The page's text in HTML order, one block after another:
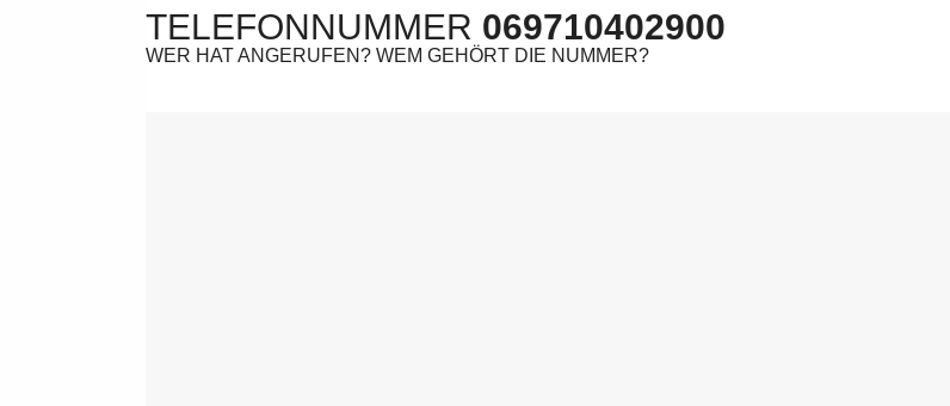
TELEFONNUMMER 069710402900
WER HAT ANGERUFEN? WEM GEHÖRT DIE NUMMER?